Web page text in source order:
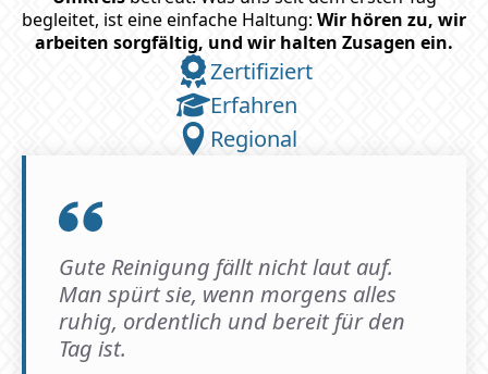
begleitet, ist eine einfache Haltung: Wir hören zu, wir
arbeiten sorgfältig, und wir halten Zusagen ein.
Zertifiziert
Erfahren
Regional
Gute Reinigung fällt nicht laut auf.
Man spürt sie, wenn morgens alles
ruhig, ordentlich und bereit für den
Tag ist.